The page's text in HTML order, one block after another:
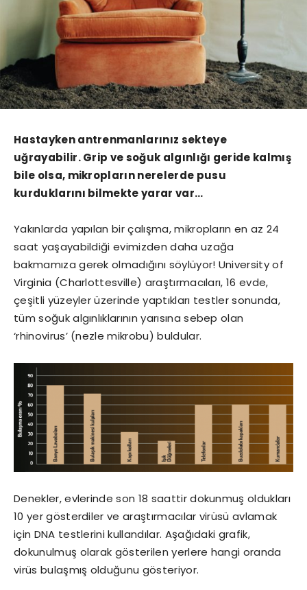
Hastayken antrenmanlarınız sekteye
uğrayabilir. Grip ve soğuk algınlığı geride kalmış
bile olsa, mikropların nerelerde pusu
kurduklarını bilmekte yarar var…
Yakınlarda yapılan bir çalışma, mikropların en az 24
saat yaşayabildiği evimizden daha uzağa
bakmamıza gerek olmadığını söylüyor! University of
Virginia (Charlottesville) araştırmacıları, 16 evde,
çeşitli yüzeyler üzerinde yaptıkları testler sonunda,
tüm soğuk algınlıklarının yarısına sebep olan
‘rhinovirus’ (nezle mikrobu) buldular.
Denekler, evlerinde son 18 saattir dokunmuş oldukları
10 yer gösterdiler ve araştırmacılar virüsü avlamak
için DNA testlerini kullandılar. Aşağıdaki grafik,
dokunulmuş olarak gösterilen yerlere hangi oranda
virüs bulaşmış olduğunu gösteriyor.